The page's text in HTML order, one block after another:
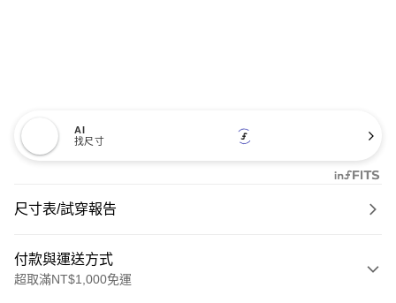
AI
找尺寸
尺寸表/試穿報告
付款與運送方式
超取滿NT$1,000免運